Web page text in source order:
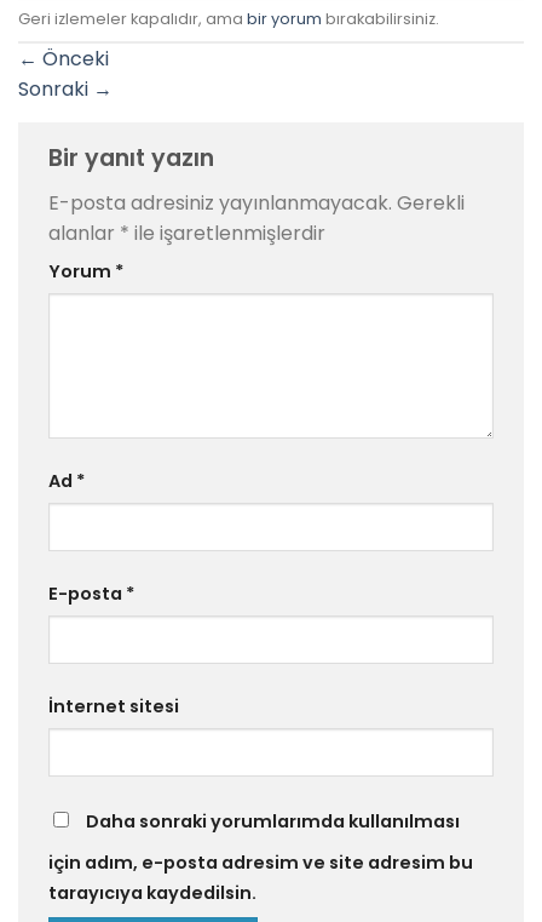
Geri izlemeler kapalıdır, ama bir yorum bırakabilirsiniz.
← Önceki
Sonraki →
Bir yanıt yazın
E-posta adresiniz yayınlanmayacak. Gerekli
alanlar * ile işaretlenmişlerdir
Yorum *
Ad *
E-posta *
İnternet sitesi
Daha sonraki yorumlarımda kullanılması
için adım, e-posta adresim ve site adresim bu
tarayıcıya kaydedilsin.